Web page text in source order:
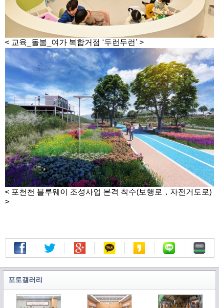
< 교육_돌봄_여가 복합거점 ‘두런두런’ >
< 포천천 블루웨이 조성사업 본격 착수(보행로，자전거도로)
>
포토갤러리